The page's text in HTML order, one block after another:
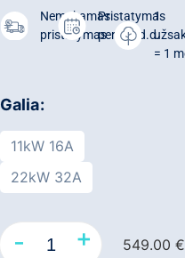
Nemokamas
pristatymas
Pristatymas
per 1-3 d.d.
1
= 1
Galia
11kW 16A
22kW 32A
- + 549.00 €